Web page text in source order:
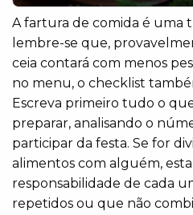
A fartura de comida é uma
lembre-se que,
ceia contará com menos
no menu, o checklist
Escreva primeiro tudo o
preparar, analisando o
participar da festa. Se for
alimentos com alguém,
responsabilidade de cada
repetidos ou que não